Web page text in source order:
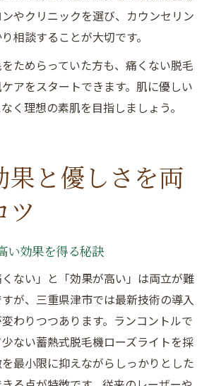
やクリニックを選び、カウンセリン
相談することが大切です。
ためらっていた方も、痛くない脱毛
アをスタートできます。肌に優しい
く理想の素肌を目指しましょう。
果と優しさを両
ツ
い効果を得る秘訣
ない」と「効果が高い」は両立が難
が、三重県津市では最新技術の導入
わりつつあります。ランコントルで
ない蓄熱式脱毛機ローズライトを採
最小限に抑えながらしっかりとした